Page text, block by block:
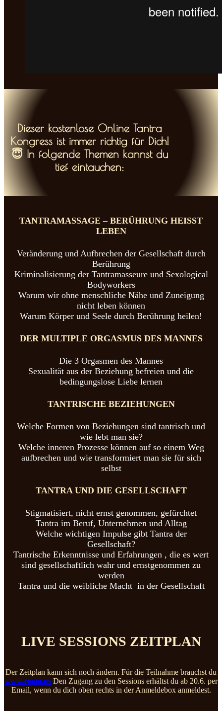
Dieser kostenlose Online Tantra
Kongress ist immer richtig für Dich!
😇 In folgende Themen kannst du
tief eintauchen:
TANTRAMASSAGE – BERÜHRUNG HEISST
LEBEN
Veränderung und Aufbrechen der Gesellschaft durch
Berührung
Kriminalisierung der Tantramasseure und Sexological
Bodyworkers
Warum wir ohne menschliche Nähe und Zuneigung
nicht leben können
Warum Körper und Seele durch Berührung heilen!
DER MULTIPLE ORGASMUS DES MANNES
Die 3 Orgasmen des Mannes
Sexualität aus der Beziehung befreien und die
bedingungslose Liebe lernen
TANTRISCHE BEZIEHUNGEN
Welche Formen von Beziehungen sind tantrisch und
wie lebt man sie?
Welche inneren Prozesse können auf so einem Weg
aufbrechen und wie transformiert man sie für sich
selbst
TANTRA UND DIE GESELLSCHAFT
Stigmatisiert, nicht ernst genommen, gefürchtet
Tantra im Beruf, Unternehmen und Alltag
Welche wichtigen Impulse gibt Tantra der
Gesellschaft?
Tantrische Erkenntnisse und Erfahrungen , die es wert
sind gesellschaftlich wahr und ernstgenommen zu
werden
Tantra und die weibliche Macht in der Gesellschaft
LIVE SESSIONS ZEITPLAN
Der Zeitplan kann sich noch ändern. Für die Teilnahme brauchst du
www.zoom.us Den Zugang zu den Sessions erhältst du ab 20.6. per
Email, wenn du dich oben rechts in der Anmeldebox anmeldest.